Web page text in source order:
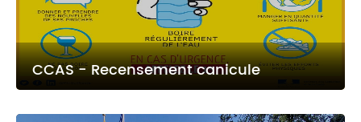
CCAS - Recensement canicule